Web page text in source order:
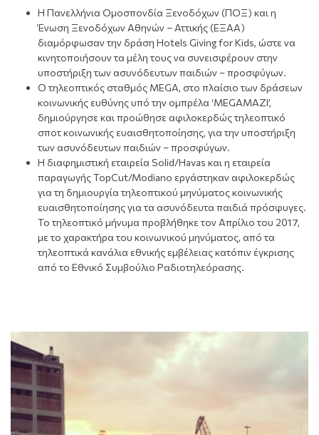
Η Πανελλήνια Ομοσπονδία Ξενοδόχων (ΠΟΞ) και η
Ένωση Ξενοδόχων Αθηνών – Αττικής (ΕΞΑΑ)
διαμόρφωσαν την δράση Hotels Giving for Kids, ώστε να
κινητοποιήσουν τα μέλη τους να συνεισφέρουν στην
υποστήριξη των ασυνόδευτων παιδιών – προσφύγων.
Ο τηλεοπτικός σταθμός MEGA, στο πλαίσιο των δράσεων
κοινωνικής ευθύνης υπό την ομπρέλα ‘MEGAΜΑΖΙ’,
δημιούργησε και προώθησε αφιλοκερδώς τηλεοπτικό
σποτ κοινωνικής ευαισθητοποίησης, για την υποστήριξη
των ασυνόδευτων παιδιών – προσφύγων.
Η διαφημιστική εταιρεία Solid/Havas και η εταιρεία
παραγωγής TopCut/Modiano εργάστηκαν αφιλοκερδώς
για τη δημιουργία τηλεοπτικού μηνύματος κοινωνικής
ευαισθητοποίησης για τα ασυνόδευτα παιδιά πρόσφυγες.
Το τηλεοπτικό μήνυμα προβλήθηκε τον Απρίλιο του 2017,
με το χαρακτήρα του κοινωνικού μηνύματος, από τα
τηλεοπτικά κανάλια εθνικής εμβέλειας κατόπιν έγκρισης
από το Εθνικό Συμβούλιο Ραδιοτηλεόρασης.